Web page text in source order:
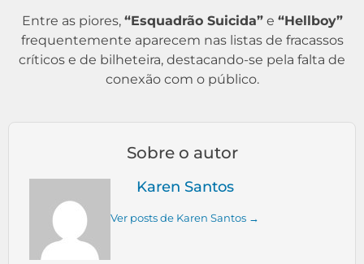
Entre as piores, “Esquadrão Suicida”e “Hellboy”
frequentemente aparecem nas listas de fracassos
críticos e de bilheteira, destacando-se pela falta de
conexão com o público.
Sobre o autor
Karen Santos
Ver posts de Karen Santos →